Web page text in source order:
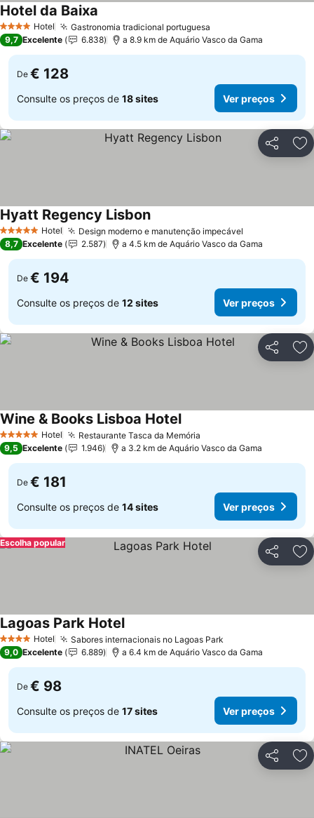
4 EstrelasHotel Gastronomia tradicional portuguesa
Hotel da Baixa
9,7 Excelente 6.838 a 8.9 km de Aquário Vasco da Gama
De € 128
Consulte os preços de 18 sites Ver preços
Partilhar
5 Estrelas Hotel Design moderno e manutenção impecável
Hyatt Regency LisbonVer preços
8,7 Excelente 2.587 a 4.5 km de Aquário Vasco da Gama
De € 194
Consulte os preços de 12 sites Ver preços
Partilhar
5 Estrelas Hotel Restaurante Tasca da Memória
Wine & Books Lisboa HotelVer preços
9,5 Excelente 1.946 a 3.2 km de Aquário Vasco da Gama
De € 181
Consulte os preços de 14 sites Ver preços
Partilhar
Escolha popular
4 EstrelasHotel Sabores internacionais no Lagoas Park
Lagoas Park HotelVer preços
9,0 Excelente 6.889 a 6.4 km de Aquário Vasco da Gama
De € 98
Consulte os preços de 17 sites Ver preços
Partilhar